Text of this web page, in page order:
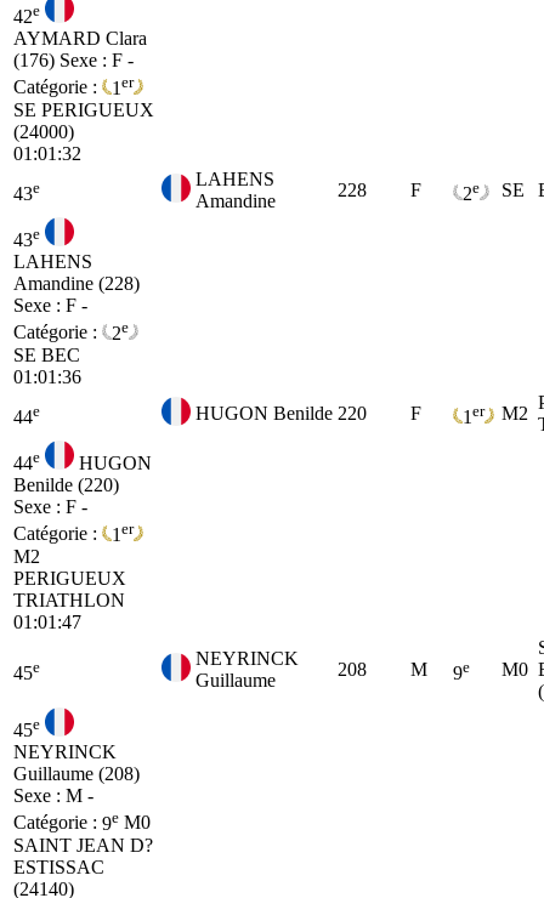
42e
AYMARD Clara
(176) Sexe : F -
Catégorie :
1 er
SE PERIGUEUX
(24000)
01:01:32
43e
LAHENS
Amandine
228 F 2e SE
43e
LAHENS
Amandine (228)
Sexe : F -
Catégorie :
2e
SE BEC
01:01:36
44e HUGON Benilde 220 F 1 er M2
44e
HUGON
Benilde (220)
Sexe : F -
Catégorie :
1 er
M2
PERIGUEUX
TRIATHLON
01:01:47
45e
NEYRINCK
Guillaume
208 M 9e M0
45e
NEYRINCK
Guillaume (208)
Sexe : M -
Catégorie : 9e M0
SAINT JEAN D?
ESTISSAC
(24140)